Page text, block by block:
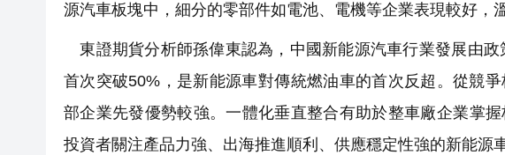
源汽車板塊中，細分的零部件如電池、電機等企業表現較好，
東證期貨分析師孫偉東認為，中國新能源汽車行業發展由
首次突破50%，是新能源車對傳統燃油車的首次反超。從競
部企業先發優勢較強。一體化垂直整合有助於整車廠企業掌
投資者關注產品力強、出海推進順利、供應穩定性強的新能源車